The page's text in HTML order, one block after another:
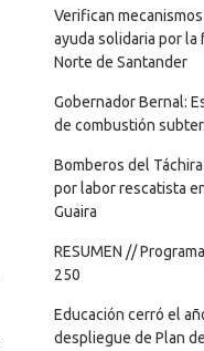
Verifican
ayuda solidaria por la
Norte de Santander
Gobernador Bernal:
de combustión
Bomberos del
por labor rescatista
Guaira
RESUMEN //
250
Educación cerró el
despliegue de Plan